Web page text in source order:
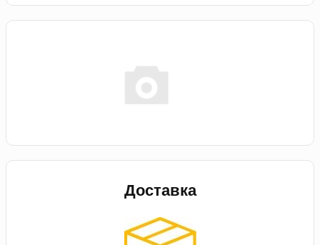
Доставка